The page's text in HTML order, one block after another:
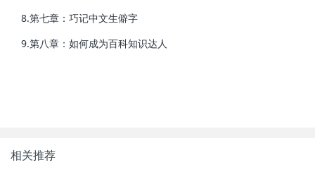
8.第七章：巧记中文生僻字
9.第八章：如何成为百科知识达人
相关推荐